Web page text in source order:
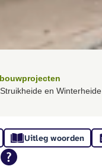
en Winterheide
Uitleg woorden